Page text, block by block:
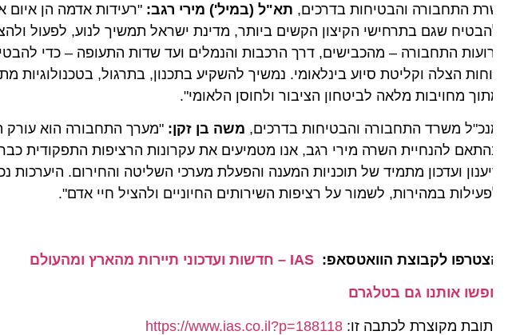
התחבורה והבטיחות בדרכים,תא"ל (במיל') מירי רגב:"רעידות אדמה הן איום
שגם בתרחישי הקיצון הקשים ביותר, מדינת ישראל תמשיך לנוע, לפעול
התחבורה – מהכבישים, דרך הרכבות והנמלים ועד שדות התעופה – כדי להבטיח
הצלה וקליטת סיוע בינלאומי. נמשיך להשקיע בתכנון, בתרגול, בטכנולוגיות
מחויבות מלאה לביטחון הציבור ולחוסן הלאומי".
משרד התחבורה והבטיחות בדרכים,משה בן זקן:"מערך התחבורה הוא עורק
להנחיית השרה מירי רגב, אנו מטמיעים את עקרונות הרציפות התפקודית כבר
ועדכון מתמיד של תוכניות המענה והפעלת מערכי השליטה והחירום. היערכות
במהירות, לשמור על רציפות השירותים החיוניים ולהציל חיי אדם".
לקבוצת הוואטסאפ: IAS – חדשות ועדכוני תיירות מהארץ ומהעולם
אותנו גם בטלגרם
מקוצרת לכתבה זו:https://www.ias.co.il?p=188118